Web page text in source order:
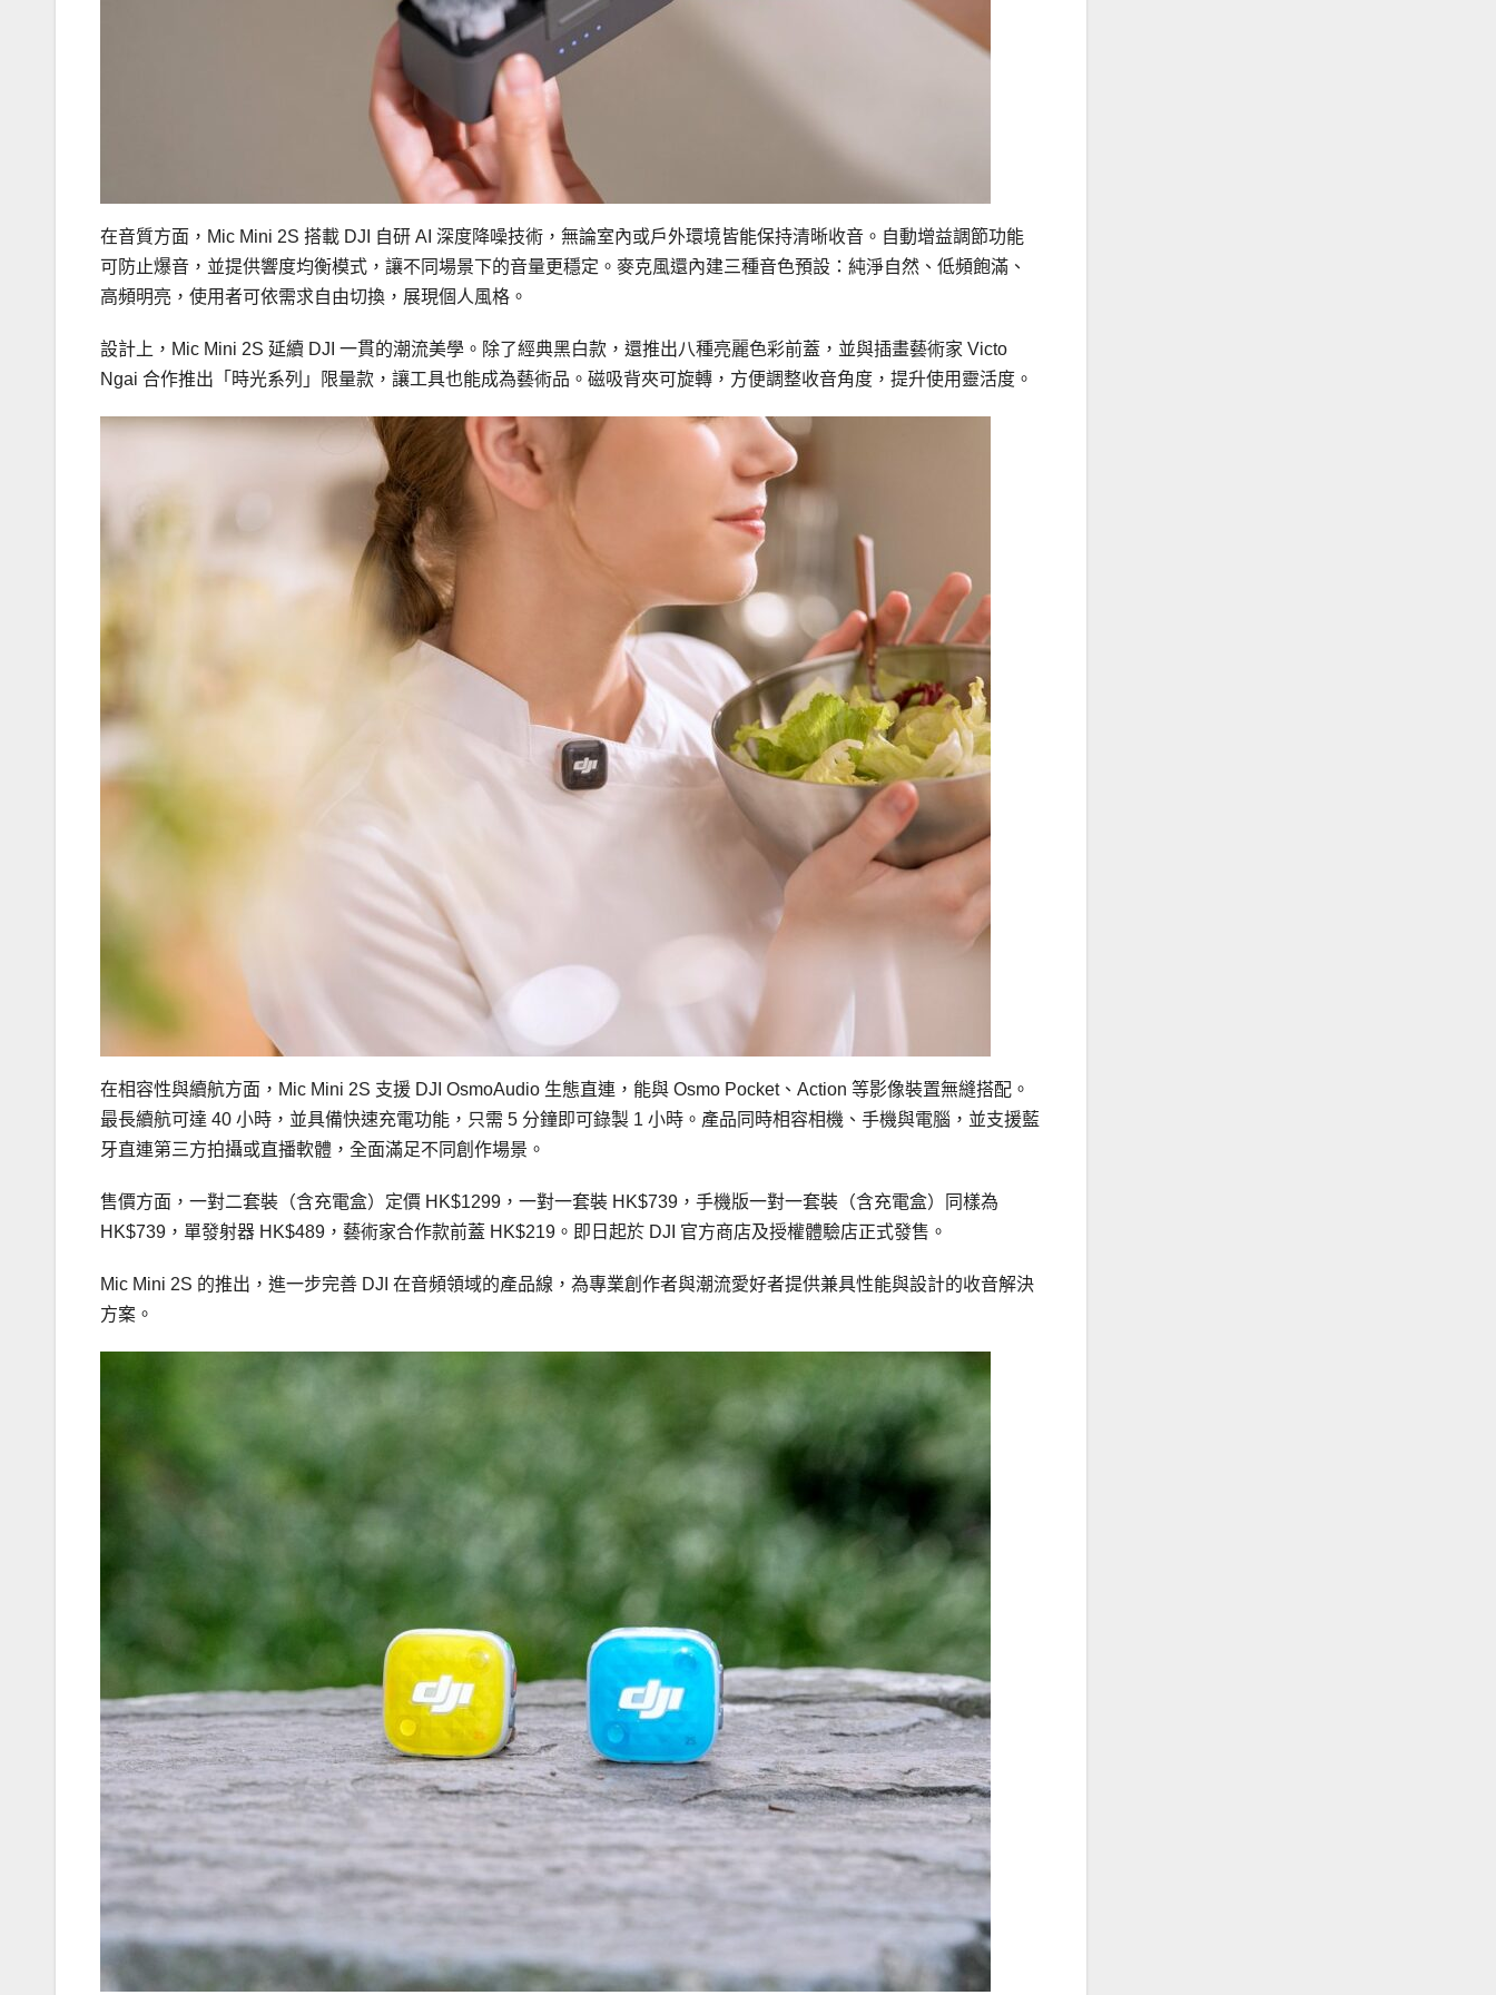
在音質方面，Mic Mini 2S 搭載 DJI 自研 AI 深度降噪技術，無論室內或戶外環境皆能保持清晰收音。自動增益調節功能
可防止爆音，並提供響度均衡模式，讓不同場景下的音量更穩定。麥克風還內建三種音色預設：純淨自然、低頻飽滿、
高頻明亮，使用者可依需求自由切換，展現個人風格。
設計上，Mic Mini 2S 延續 DJI 一貫的潮流美學。除了經典黑白款，還推出八種亮麗色彩前蓋，並與插畫藝術家 Victo
Ngai 合作推出「時光系列」限量款，讓工具也能成為藝術品。磁吸背夾可旋轉，方便調整收音角度，提升使用靈活度。
在相容性與續航方面，Mic Mini 2S 支援 DJI OsmoAudio 生態直連，能與 Osmo Pocket、Action 等影像裝置無縫搭配。
最長續航可達 40 小時，並具備快速充電功能，只需 5 分鐘即可錄製 1 小時。產品同時相容相機、手機與電腦，並支援藍
牙直連第三方拍攝或直播軟體，全面滿足不同創作場景。
售價方面，一對二套裝（含充電盒）定價 HK$1299，一對一套裝 HK$739，手機版一對一套裝（含充電盒）同樣為
HK$739，單發射器 HK$489，藝術家合作款前蓋 HK$219。即日起於 DJI 官方商店及授權體驗店正式發售。
Mic Mini 2S 的推出，進一步完善 DJI 在音頻領域的產品線，為專業創作者與潮流愛好者提供兼具性能與設計的收音解決
方案。